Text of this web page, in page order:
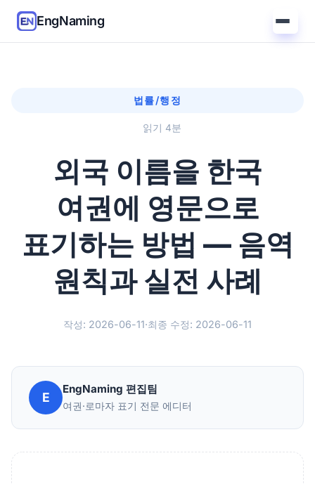
EngNaming
법률/행정
읽기 4분
외국 이름을 한국
여권에 영문으로
표기하는 방법 — 음역
원칙과 실전 사례
작성: 2026-06-11·최종 수정: 2026-06-11
E
EngNaming 편집팀
여권·로마자 표기 전문 에디터